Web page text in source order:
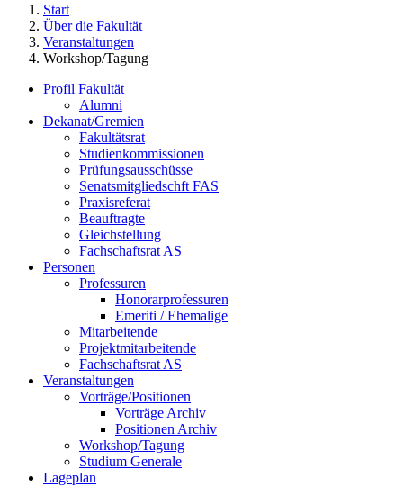
Start
Über die Fakultät
Veranstaltungen
Workshop/Tagung
Profil Fakultät
Alumni
Dekanat/Gremien
Fakultätsrat
Studienkommissionen
Prüfungsausschüsse
Senatsmitgliedschft FAS
Praxisreferat
Beauftragte
Gleichstellung
Fachschaftsrat AS
Personen
Professuren
Honorarprofessuren
Emeriti / Ehemalige
Mitarbeitende
Projektmitarbeitende
Fachschaftsrat AS
Veranstaltungen
Vorträge/Positionen
Vorträge Archiv
Positionen Archiv
Workshop/Tagung
Studium Generale
Lageplan